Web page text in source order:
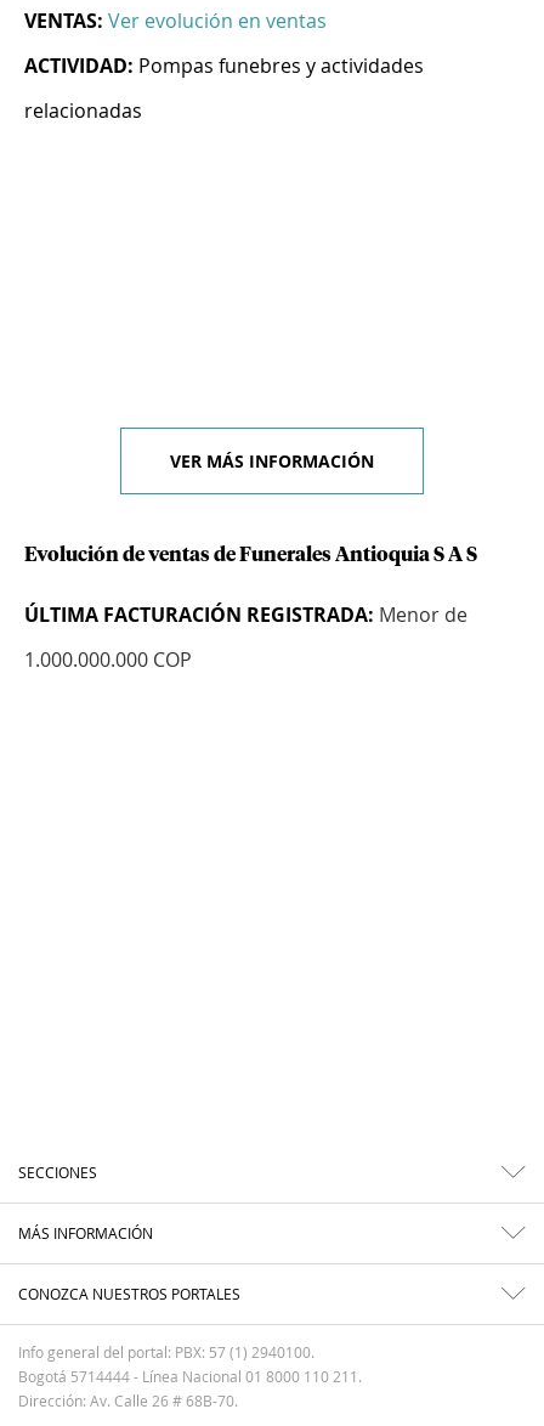
VENTAS: Ver evolución en ventas
ACTIVIDAD: Pompas funebres y actividades
relacionadas
VER MÁS INFORMACIÓN
Evolución de ventas de Funerales Antioquia S A S
ÚLTIMA FACTURACIÓN REGISTRADA: Menor de
1.000.000.000 COP
SECCIONES
MÁS INFORMACIÓN
CONOZCA NUESTROS PORTALES
Info general del portal: PBX: 57 (1) 2940100.
Bogotá 5714444 - Línea Nacional 01 8000 110 211.
Dirección: Av. Calle 26 # 68B-70.